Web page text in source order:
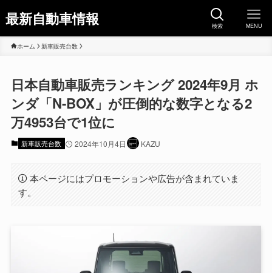
最新自動車情報 検索 MENU
ホーム 新車販売台数
日本自動車販売ランキング 2024年9月 ホ
ンダ「N-BOX」が圧倒的な数字となる2
万4953台で1位に
新車販売台数 2024年10月4日 KAZU
本ページにはプロモーションや広告が含まれていま
す。